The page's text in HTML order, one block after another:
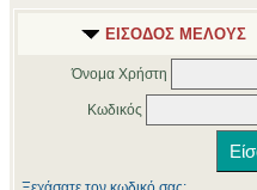
ΕΙΣΟΔΟΣ ΜΕΛΟΥΣ
Όνομα Χρήστη
Κωδικός